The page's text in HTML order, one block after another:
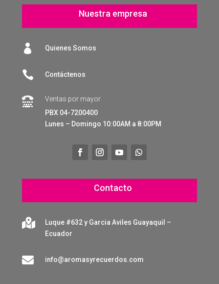
Nuestra empresa
 Quienes Somos
 Contáctenos

Ventas por mayor
PBX 04-7200400
Lunes – Domingo 10:00AM a 8:00PM
Contacto

Luque #632 y Garcia Aviles Guayaquil –
Ecuador
 info@aromasyrecuerdos.com